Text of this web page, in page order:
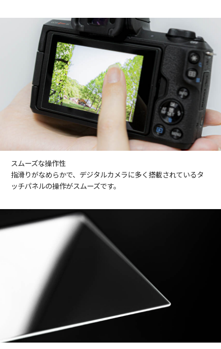
スムーズな操作性
指滑りがなめらかで、デジタルカメラに多く搭載されているタ
ッチパネルの操作がスムーズです。